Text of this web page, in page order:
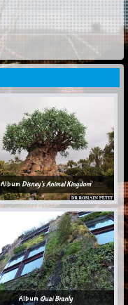
AlbumDisney's Animal Kingdom
Album Quai Branly